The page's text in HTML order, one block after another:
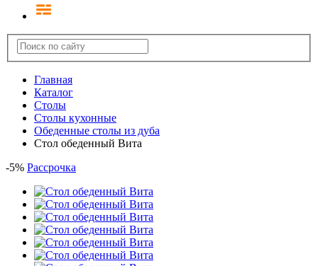
Главная
Каталог
Столы
Столы кухонные
Обеденные столы из дуба
Стол обеденный Вита
-5% Рассрочка